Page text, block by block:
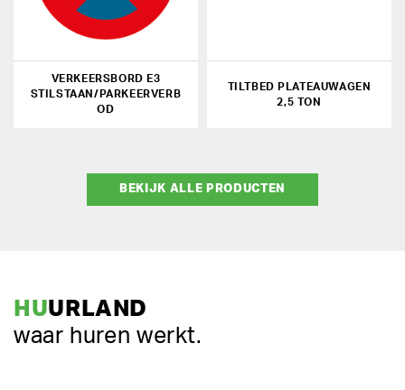
VERKEERSBORD E3
STILSTAAN/PARKEERVERB
OD
TILTBED PLATEAUWAGEN
2,5 TON
BEKIJK ALLE PRODUCTEN
HUURLAND
waar huren werkt.